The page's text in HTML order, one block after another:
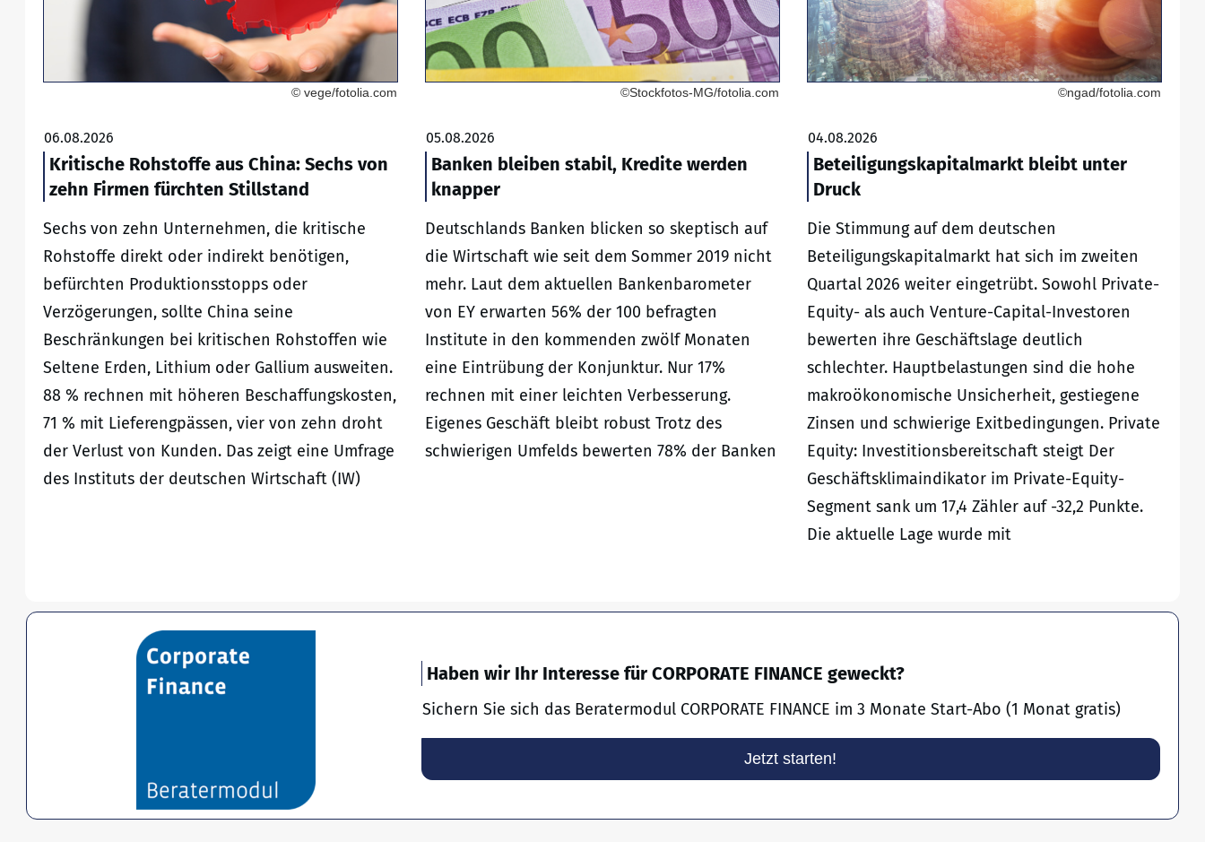
© vege/fotolia.com
06.08.2026
Kritische Rohstoffe aus China: Sechs von
zehn Firmen fürchten Stillstand
Sechs von zehn Unternehmen, die kritische
Rohstoffe direkt oder indirekt benötigen,
befürchten Produktionsstopps oder
Verzögerungen, sollte China seine
Beschränkungen bei kritischen Rohstoffen wie
Seltene Erden, Lithium oder Gallium ausweiten.
88 % rechnen mit höheren Beschaffungskosten,
71 % mit Lieferengpässen, vier von zehn droht
der Verlust von Kunden. Das zeigt eine Umfrage
des Instituts der deutschen Wirtschaft (IW)
©Stockfotos-MG/fotolia.com
05.08.2026
Banken bleiben stabil, Kredite werden
knapper
Deutschlands Banken blicken so skeptisch auf
die Wirtschaft wie seit dem Sommer 2019 nicht
mehr. Laut dem aktuellen Bankenbarometer
von EY erwarten 56% der 100 befragten
Institute in den kommenden zwölf Monaten
eine Eintrübung der Konjunktur. Nur 17%
rechnen mit einer leichten Verbesserung.
Eigenes Geschäft bleibt robust Trotz des
schwierigen Umfelds bewerten 78% der Banken
©ngad/fotolia.com
04.08.2026
Beteiligungskapitalmarkt bleibt unter
Druck
Die Stimmung auf dem deutschen
Beteiligungskapitalmarkt hat sich im zweiten
Quartal 2026 weiter eingetrübt. Sowohl Private-
Equity- als auch Venture-Capital-Investoren
bewerten ihre Geschäftslage deutlich
schlechter. Hauptbelastungen sind die hohe
makroökonomische Unsicherheit, gestiegene
Zinsen und schwierige Exitbedingungen. Private
Equity: Investitionsbereitschaft steigt Der
Geschäftsklimaindikator im Private-Equity-
Segment sank um 17,4 Zähler auf -32,2 Punkte.
Die aktuelle Lage wurde mit
Haben wir Ihr Interesse für CORPORATE FINANCE geweckt?
Sichern Sie sich das Beratermodul CORPORATE FINANCE im 3 Monate Start-Abo (1 Monat gratis)
Jetzt starten!